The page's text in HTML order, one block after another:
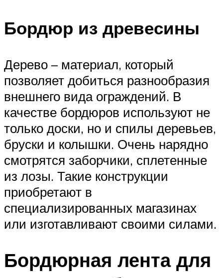
Бордюр из древесины
Дерево – материал, который
позволяет добиться разнообразия
внешнего вида ограждений. В
качестве бордюров используют не
только доски, но и спилы деревьев,
бруски и колышки. Очень нарядно
смотрятся заборчики, сплетенные
из лозы. Такие конструкции
приобретают в
специализированных магазинах
или изготавливают своими силами.
Бордюрная лента для